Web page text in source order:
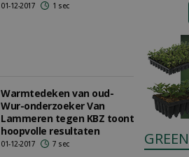
01-12-2017 1 sec
Warmtedeken van oud-
Wur-onderzoeker Van
Lammeren tegen KBZ toont
hoopvolle resultaten
01-12-2017 7 sec